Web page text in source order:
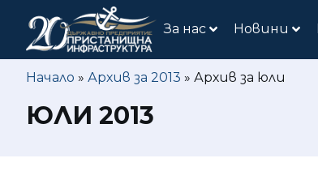
За нас Новини
Начало » Архив за 2013 » Архив за юли
ЮЛИ 2013